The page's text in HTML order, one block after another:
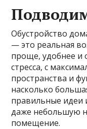
Обустройство
— это реальная
проще, удобнее и
стресса, с
пространства и
насколько
правильные идеи
даже небольшую
помещение.